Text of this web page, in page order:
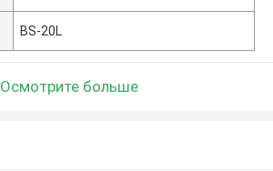
BS-20L
Осмотрите больше